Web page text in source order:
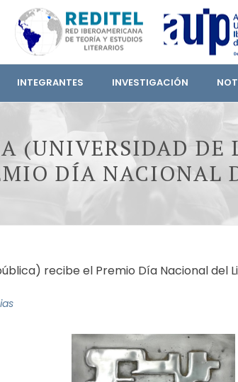
INTEGRANTES INVESTIGACIÓN
(UNIVERSIDAD DE
DÍA NACIONAL